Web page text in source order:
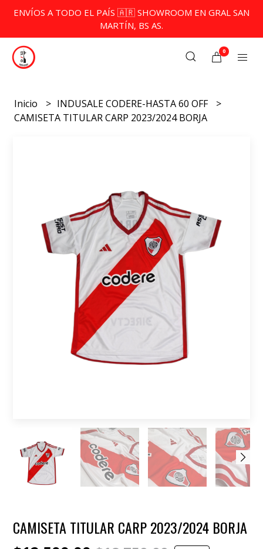
ENVÍOS A TODO EL PAÍS 🇦🇷 SHOWROOM EN GRAL SAN
MARTÍN, BS AS.
0
Inicio
INDUSALE CODERE-HASTA 60 OFF
CAMISETA TITULAR CARP 2023/2024 BORJA
CAMISETA TITULAR CARP 2023/2024 BORJA